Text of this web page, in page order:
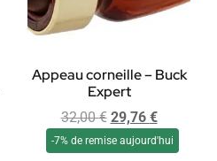
Appeau corneille – Buck
Expert
32,00€ 29,76 €
-7% de remise aujourd'hui